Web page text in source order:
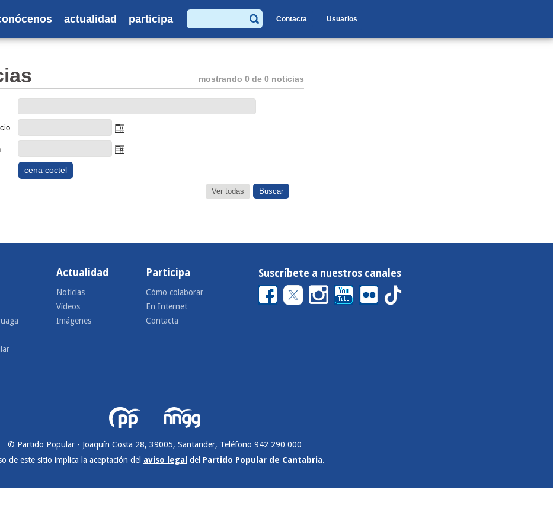
actualidad participa
Buscar
Contacta Usuarios
mostrando 0 de 0 noticias
cena coctel
Ver todas
Actualidad
Noticias
Vídeos
Imágenes
Participa
Cómo colaborar
En Internet
Contacta
Suscríbete a nuestros canales
© Partido Popular - Joaquín Costa 28, 39005, Santander, Teléfono 942 290 000
de este sitio implica la aceptación del aviso legal del Partido Popular de Cantabria.